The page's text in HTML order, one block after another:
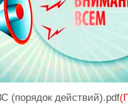
(порядок действий).pdf